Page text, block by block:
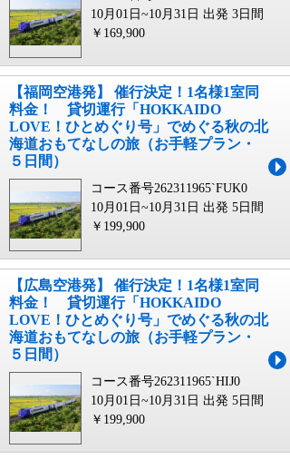
10月01日~10月31日 出発 3日間
￥169,900
【福岡空港発】 催行決定！1名様1室同
料金！ 貸切運行「HOKKAIDO
LOVE！ひとめぐり号」でめぐる秋の北
海道おもてなしの旅（お手軽プラン・
５日間）
コース番号262311965`FUK0
10月01日~10月31日 出発 5日間
￥199,900
【広島空港発】 催行決定！1名様1室同
料金！ 貸切運行「HOKKAIDO
LOVE！ひとめぐり号」でめぐる秋の北
海道おもてなしの旅（お手軽プラン・
５日間）
コース番号262311965`HIJ0
10月01日~10月31日 出発 5日間
￥199,900